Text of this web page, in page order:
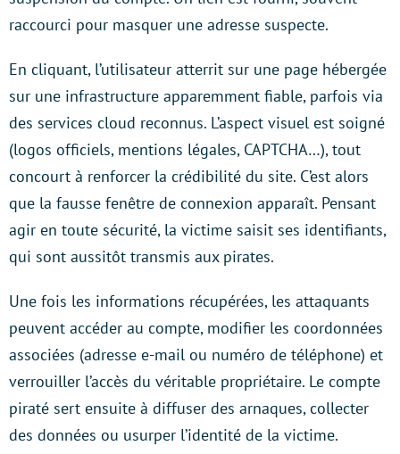
raccourci pour masquer une adresse suspecte.
En cliquant, l’utilisateur atterrit sur une page hébergée
sur une infrastructure apparemment fiable, parfois via
des services cloud reconnus. L’aspect visuel est soigné
(logos officiels, mentions légales, CAPTCHA…), tout
concourt à renforcer la crédibilité du site. C’est alors
que la fausse fenêtre de connexion apparaît. Pensant
agir en toute sécurité, la victime saisit ses identifiants,
qui sont aussitôt transmis aux pirates.
Une fois les informations récupérées, les attaquants
peuvent accéder au compte, modifier les coordonnées
associées (adresse e-mail ou numéro de téléphone) et
verrouiller l’accès du véritable propriétaire. Le compte
piraté sert ensuite à diffuser des arnaques, collecter
des données ou usurper l’identité de la victime.